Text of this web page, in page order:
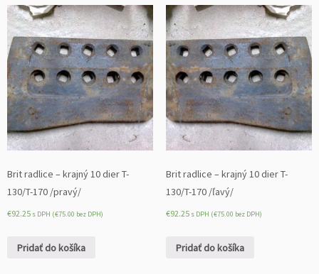
Brit radlice – krajný 10 dier T-
130/T-170 /pravý/
€92.25 s DPH (€75.00 bez DPH)
Pridať do košíka
Brit radlice – krajný 10 dier T-
130/T-170 /ľavý/
€92.25 s DPH (€75.00 bez DPH)
Pridať do košíka